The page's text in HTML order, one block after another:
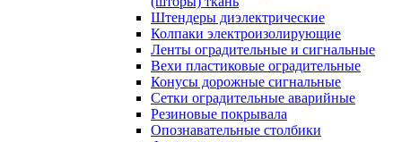
Штендеры диэлектрические
Колпаки электроизолирующие
Ленты оградительные и сигнальные
Вехи пластиковые оградительные
Конусы дорожные сигнальные
Сетки оградительные аварийные
Резиновые покрывала
Опознавательные столбики